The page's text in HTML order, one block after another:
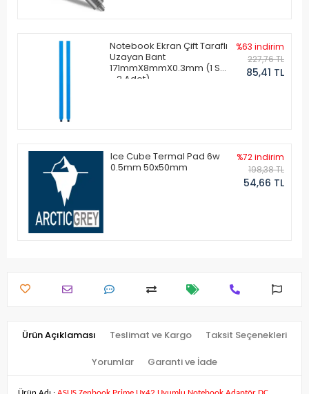
Notebook Ekran Çift Taraflı
Uzayan Bant
171mmX8mmX0.3mm (1 Set
- 2 Adet)
%63 indirim
227,76 TL
85,41 TL
Ice Cube Termal Pad 6w
0.5mm 50x50mm
%72 indirim
198,38 TL
54,66 TL
Ürün Açıklaması Teslimat ve Kargo Taksit Seçenekleri
Yorumlar Garanti ve İade